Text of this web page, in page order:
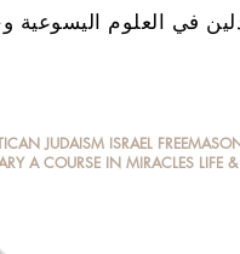
في العلوم اليسوعية
JUDAISM ISRAEL
A COURSE IN MIRACLES LIFE